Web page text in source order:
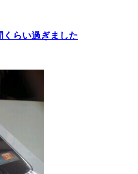
くらい過ぎました